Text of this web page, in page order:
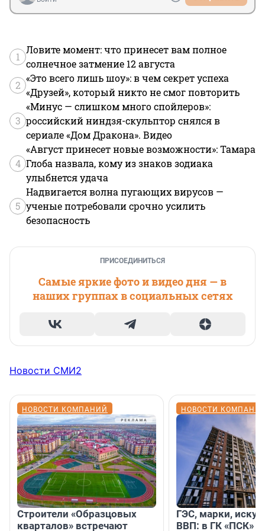
1
Ловите момент: что принесет вам полное
солнечное затмение 12 августа
2
«Это всего лишь шоу»: в чем секрет успеха
«Друзей», который никто не смог повторить
3
«Минус — слишком много спойлеров»:
российский ниндзя-скульптор снялся в
сериале «Дом Дракона». Видео
4
«Август принесет новые возможности»: Тамара
Глоба назвала, кому из знаков зодиака
улыбнется удача
5
Надвигается волна пугающих вирусов —
ученые потребовали срочно усилить
безопасность
ПРИСОЕДИНИТЬСЯ
Самые яркие фото и видео дня — в
наших группах в социальных сетях
Новости СМИ2
НОВОСТИ КОМПАНИЙ
Строители «Образцовых
кварталов» встречают
НОВОСТИ
ГЭС, марки,
ВВП: в ГК «ПСК»